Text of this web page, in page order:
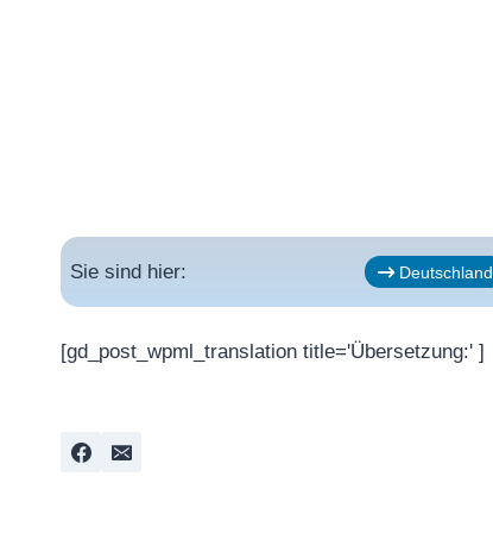
Sie sind hier: Deutschland
[gd_post_wpml_translation title='Übersetzung:' ]